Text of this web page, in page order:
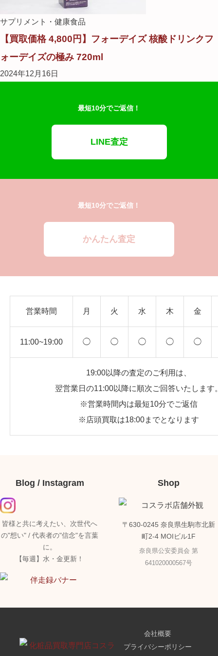
サプリメント・健康食品
【買取価格 4,800円】フォーデイズ 核酸ドリンクフ
ォーデイズの極み 720ml
2024年12月16日
最短10分でご返信！
LINE査定
最短10分でご返信！
かんたん査定
営業時間 月 火 水 木 金
11:00~19:00 ◯ ◯ ◯ ◯ ◯
19:00以降の査定のご利用は、
翌営業日の11:00以降に順次ご回答いたします
※営業時間内は最短10分でご返信
※店頭買取は18:00までとなります
Blog / Instagram
皆様と共に考えたい、次世代へ
の"想い" / 代表者の"信念"を言葉
に。
【毎週】水・金更新！
Shop
〒630-0245 奈良県生駒市北新
町2-4 MOIビル1F
奈良県公安委員会 第
641020000567号
会社概要
プライバシーポリシー